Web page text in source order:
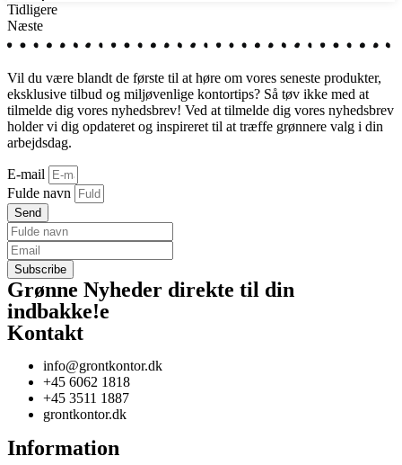
Tidligere
Næste
Vil du være blandt de første til at høre om vores seneste produkter,
eksklusive tilbud og miljøvenlige kontortips? Så tøv ikke med at
tilmelde dig vores nyhedsbrev! Ved at tilmelde dig vores nyhedsbrev
holder vi dig opdateret og inspireret til at træffe grønnere valg i din
arbejdsdag.
E-mail
Fulde navn
Send
Grønne Nyheder direkte til din
indbakke!e
Kontakt
info@grontkontor.dk
+45 6062 1818
+45 3511 1887
grontkontor.dk
Information